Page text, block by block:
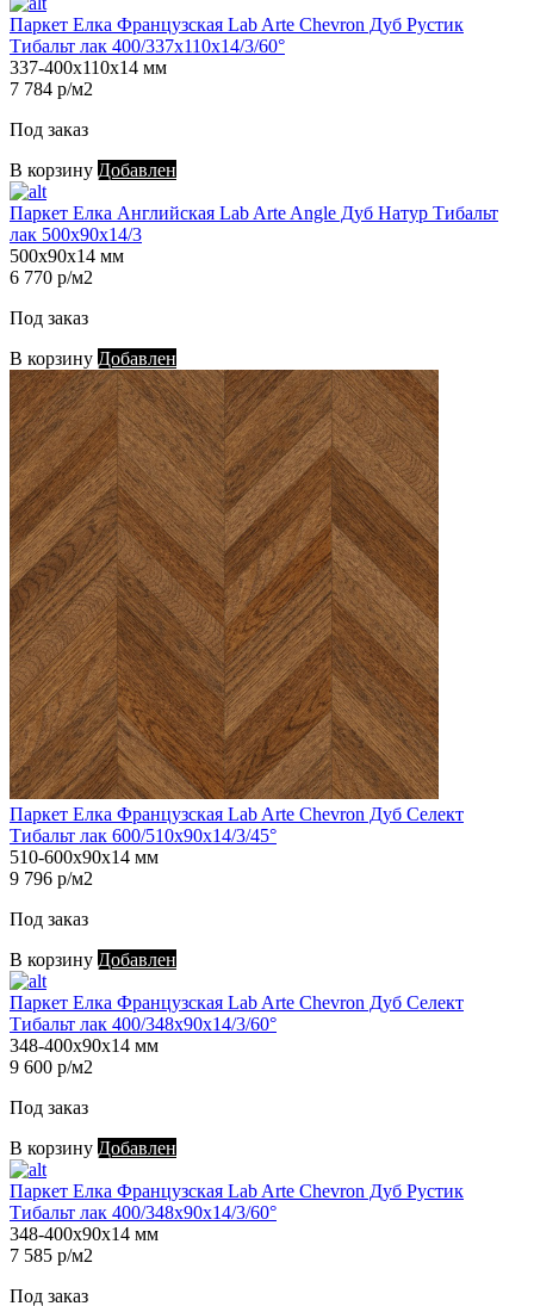
Паркет Елка Французская Lab Arte Chevron Дуб Рустик
Тибальт лак 400/337х110х14/3/60°
337-400х110х14 мм
7 784 р/м2
Под заказ
В корзину Добавлен
Паркет Елка Английская Lab Arte Angle Дуб Натур Тибальт
лак 500х90х14/3
500х90х14 мм
6 770 р/м2
Под заказ
В корзину Добавлен
Паркет Елка Французская Lab Arte Chevron Дуб Селект
Тибальт лак 600/510х90х14/3/45°
510-600х90х14 мм
9 796 р/м2
Под заказ
В корзину Добавлен
Паркет Елка Французская Lab Arte Chevron Дуб Селект
Тибальт лак 400/348х90х14/3/60°
348-400х90х14 мм
9 600 р/м2
Под заказ
В корзину Добавлен
Паркет Елка Французская Lab Arte Chevron Дуб Рустик
Тибальт лак 400/348х90х14/3/60°
348-400х90х14 мм
7 585 р/м2
Под заказ